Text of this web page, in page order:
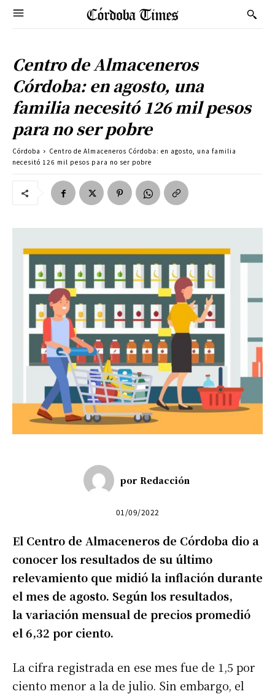
Centro de Almaceneros
Córdoba: en agosto, una
familia necesitó 126 mil pesos
para no ser pobre
Córdoba
Centro de Almaceneros Córdoba: en agosto, una familia
necesitó 126 mil pesos para no ser pobre
por Redacción
01/09/2022
El Centro de Almaceneros de Córdoba dio a
conocer los resultados de su último
relevamiento que midió la inflación durante
el mes de agosto. Según los resultados,
la variación mensual de precios promedió
el 6,32 por ciento.
La cifra registrada en ese mes fue de 1,5 por
ciento menor a la de julio. Sin embargo, el